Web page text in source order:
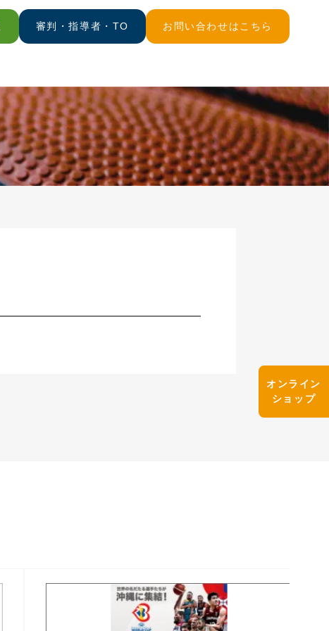
審判・指導者・TO お問い合わせはこちら
オンライン
ショップ